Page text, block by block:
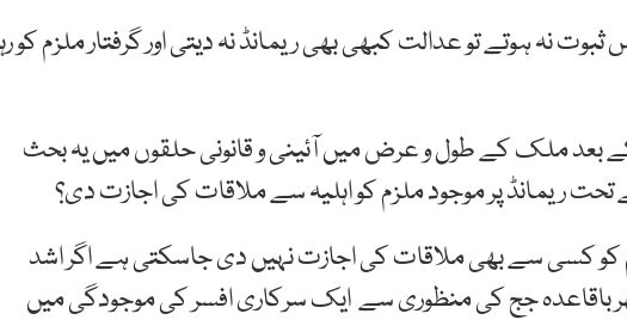
نہ ہوتے تو عدالت کبھی بھی ریمانڈ نہ دیتی اور گرفتار ملزم کو
بعد ملک کے طول و عرض میں آئینی و قانونی حلقوں میں یہ بحث
ریمانڈ پر موجود ملزم کو اہلیہ سے ملاقات کی اجازت دی؟
کو کسی سے بھی ملاقات کی اجازت نہیں دی جاسکتی ہے اگر اشد
پھر باقاعدہ جج کی منظوری سے ایک سرکاری افسر کی موجودگی میں